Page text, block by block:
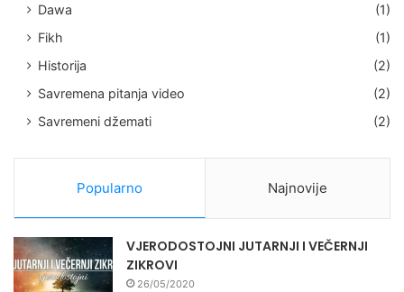
Dawa
(1)
Fikh
(1)
Historija
(2)
Savremena pitanja video
(2)
Savremeni džemati
(2)
Popularno Najnovije
VJERODOSTOJNI JUTARNJI I VEČERNJI
ZIKROVI
26/05/2020